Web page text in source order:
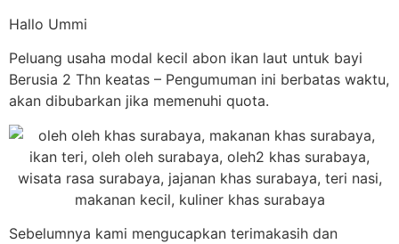
Hallo Ummi
Peluang usaha modal kecil abon ikan laut untuk bayi
Berusia 2 Thn keatas – Pengumuman ini berbatas waktu,
akan dibubarkan jika memenuhi quota.
Sebelumnya kami mengucapkan terimakasih dan